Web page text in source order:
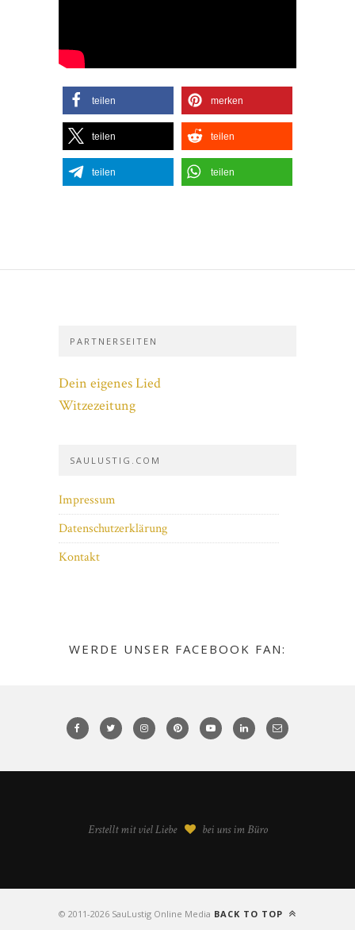
teilen merken
teilen teilen
teilen teilen
PARTNERSEITEN
Dein eigenes Lied
Witzezeitung
SAULUSTIG.COM
Impressum
Datenschutzerklärung
Kontakt
WERDE UNSER FACEBOOK FAN:
Erstellt mit viel Liebe bei uns im Büro
©️ 2011-2026 SauLustig Online Media BACK TO TOP